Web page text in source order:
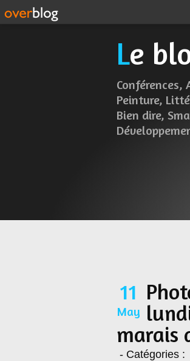
Le
Peinture,
Bien dire,
11
May
marais
- Catégories :